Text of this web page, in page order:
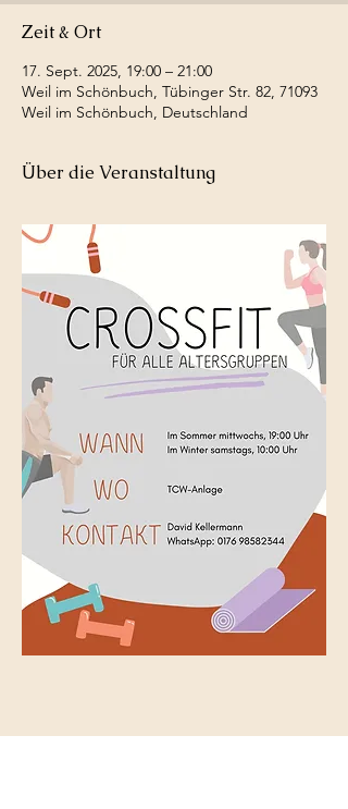
Zeit & Ort
17. Sept. 2025, 19:00 – 21:00
Weil im Schönbuch, Tübinger Str. 82, 71093
Weil im Schönbuch, Deutschland
Über die Veranstaltung